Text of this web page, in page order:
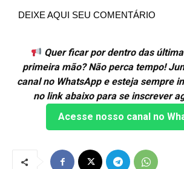
DEIXE AQUI SEU COMENTÁRIO
Quer ficar por dentro das
primeira mão? Não perca tempo!
canal no WhatsApp e esteja sempre
no link abaixo para se inscrever
Acesse nosso canal no